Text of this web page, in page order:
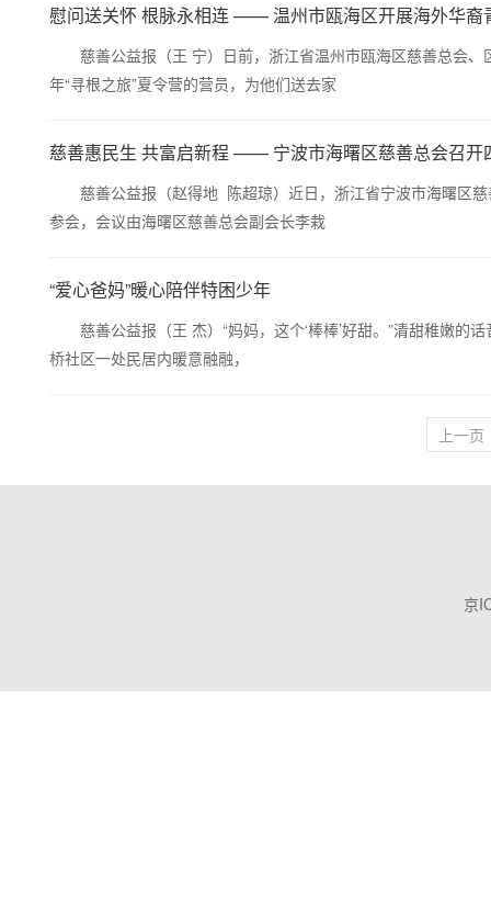
慰问送关怀 根脉永相连 —— 温州市瓯海区开展海外华裔
慈善公益报（王 宁）日前，浙江省温州市瓯海区慈善总会、
年“寻根之旅”夏令营的营员，为他们送去家
慈善惠民生 共富启新程 —— 宁波市海曙区慈善总会召开
慈善公益报（赵得地 陈超琼）近日，浙江省宁波市海曙区慈
参会，会议由海曙区慈善总会副会长李栽
“爱心爸妈”暖心陪伴特困少年
慈善公益报（王 杰）“妈妈，这个‘棒棒’好甜。”清甜稚嫩的
桥社区一处民居内暖意融融，
上一页
京